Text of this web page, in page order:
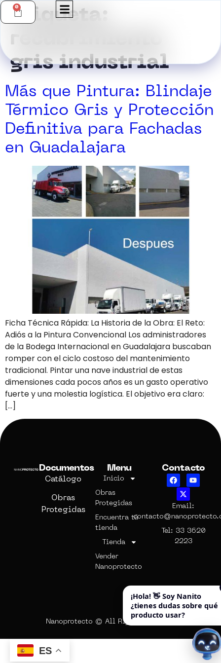
0
Etiqueta:
recubrimiento
gris industrial
Más que Pintura: Blindaje
Térmico Gris y Protección
Definitiva para Fachadas
en Guadalajara
Ficha Técnica Rápida: La Historia de la Obra: El Reto:
Adiós a la Pintura Convencional Los administradores
de la Bodega Internacional en Guadalajara buscaban
romper con el ciclo costoso del mantenimiento
tradicional. Pintar una nave industrial de estas
dimensiones cada pocos años es un gasto operativo
fuerte y una molestia logística. El objetivo era claro:
[…]
Documentos
Catálogo
Obras
Protegidas
Menu
Inicio
Obras
Protegidas
Encuentra tú
tienda
Tienda
Vender
Nanoprotecto
Contacto
Email:
Tel: 33 3620
2223
¡Hola! 👋 Soy Nanito
¿tienes dudas sobre qué
producto usar?
Nanoprotecto © All Rights Reserved.
ES